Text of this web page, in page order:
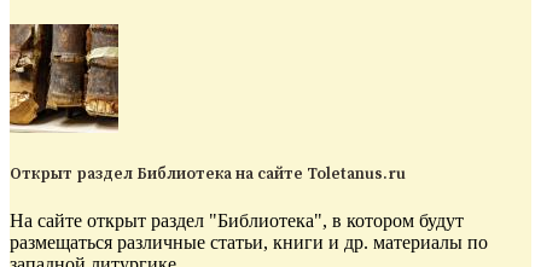
Открыт раздел Библиотека на сайте Toletanus.ru
На сайте открыт раздел "Библиотека", в котором будут
размещаться различные статьи, книги и др. материалы по